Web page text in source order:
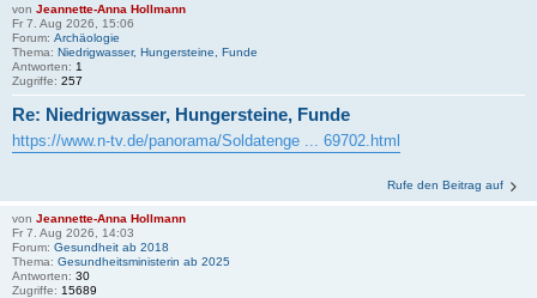
von Jeannette-Anna Hollmann
Fr 7. Aug 2026, 15:06
Forum: Archäologie
Thema: Niedrigwasser, Hungersteine, Funde
Antworten: 1
Zugriffe: 257
Re: Niedrigwasser, Hungersteine, Funde
https://www.n-tv.de/panorama/Soldatenge ... 69702.html
Rufe den Beitrag auf
von Jeannette-Anna Hollmann
Fr 7. Aug 2026, 14:03
Forum: Gesundheit ab 2018
Thema: Gesundheitsministerin ab 2025
Antworten: 30
Zugriffe: 15689